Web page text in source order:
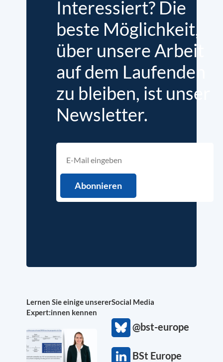
Interessiert? Die
beste Möglichkeit,
über unsere Arbeit
auf dem Laufenden
zu bleiben, ist unser
Newsletter.
Lernen Sie einige unserer
Expert:innen kennen
Social Media
@bst-europe
BSt Europe